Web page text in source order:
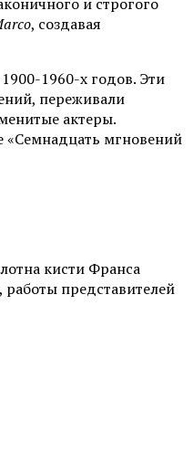
, создавая
1960-х годов. Эти
переживали
актеры.
«Семнадцать мгновений
кисти Франса
представителей